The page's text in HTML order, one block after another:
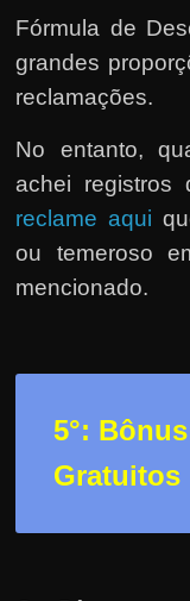
Fórmula de
grandes
reclamações.
No entanto,
achei registros
reclame aqui
ou temeroso
mencionado.
5°:
Gratuitos